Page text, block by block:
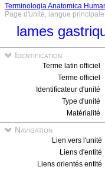
Terminologia Anatomica
Page d'unité, langue
lames
Identification
Terme latin officiel
Terme officiel
Identificateur d'unité
Type d'unité
Matérialité
Navigation
Lien vers l'unité
Liens d'entité
Liens orientés entité